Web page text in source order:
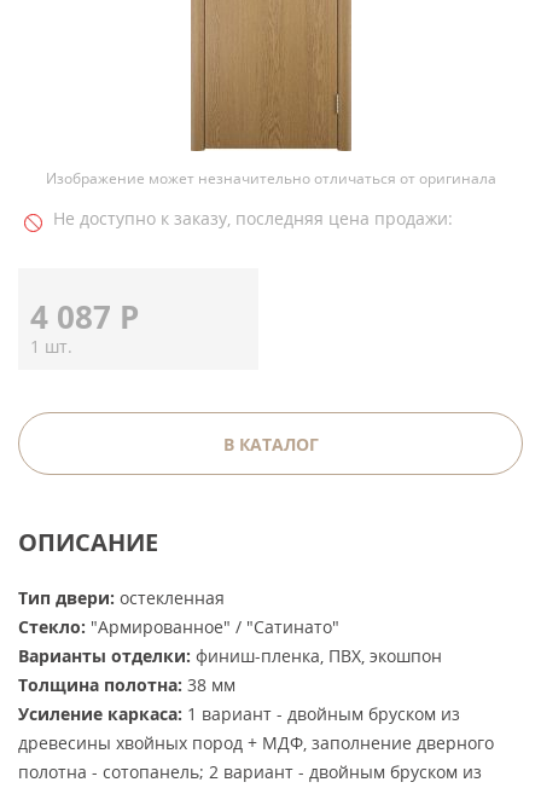
Изображение может незначительно отличаться от оригинала
Не доступно к заказу, последняя цена продажи:
4 087 Р
1 шт.
В КАТАЛОГ
ОПИСАНИЕ
Тип двери: остекленная
Стекло: "Армированное" / "Сатинато"
Варианты отделки: финиш-пленка, ПВХ, экошпон
Толщина полотна: 38 мм
Усиление каркаса: 1 вариант - двойным бруском из
древесины хвойных пород + МДФ, заполнение дверного
полотна - сотопанель; 2 вариант - двойным бруском из